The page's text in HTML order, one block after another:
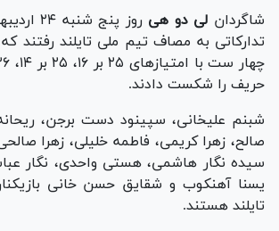
شاگردان لی دو هی
روز پنج
تدارکاتی به مصاف تیم ملی تایلند رفتند که
حریف را شکست دادند.
شبنم علیخانی، سپینود دست برجن،
صالح، زهرا کریمی، فاطمه خلیلی، زهرا
سیده نگار هاشمی، هستی واحدی، نگار
یسنا آهنکوب و شقایق حسن خانی
تایلند هستند.